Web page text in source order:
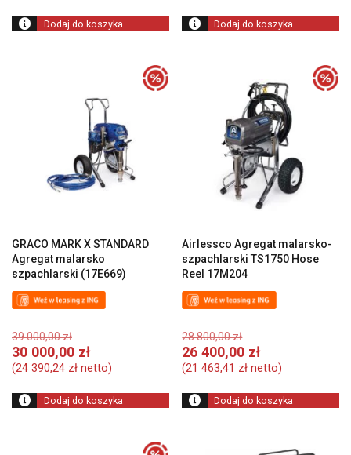
000,00 zł.
31
000,00 zł.
Dodaj do koszyka
800,00 zł.
Dodaj do koszyka
GRACO MARK X STANDARD
Agregat malarsko
szpachlarski (17E669)
39 000,00złPierwotna
cena
wynosiła:
000,00 zł.
30 000,00 zł
Aktualna
cena
30
000,00 zł.
(24 390,24 zł netto)
Dodaj do koszyka
Airlessco Agregat malarsko-
szpachlarski TS1750 Hose
Reel 17M204
28 800,00złPierwotna
cena
wynosiła:
800,00 zł.
26 400,00 zł
(21 463,41 zł netto)
Dodaj do koszyka